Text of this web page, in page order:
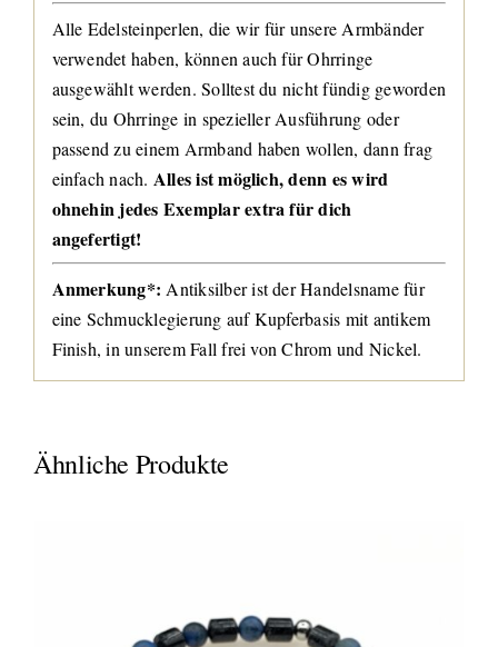
Alle Edelsteinperlen, die wir für unsere Armbänder
verwendet haben, können auch für Ohrringe
ausgewählt werden. Solltest du nicht fündig geworden
sein, du Ohrringe in spezieller Ausführung oder
passend zu einem Armband haben wollen, dann frag
einfach nach. Alles ist möglich, denn es wird
ohnehin jedes Exemplar extra für dich
angefertigt!
Anmerkung*:Antiksilber ist der Handelsname für
eine Schmucklegierung auf Kupferbasis mit antikem
Finish, in unserem Fall frei von Chrom und Nickel.
Ähnliche Produkte